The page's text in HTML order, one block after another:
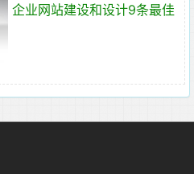
企业网站建设和设计9条最佳